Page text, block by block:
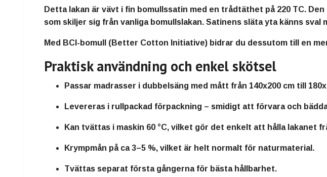
Detta lakan är vävt i fin bomullssatin med en trådtäthet på 220 TC.
som skiljer sig från vanliga bomullslakan. Satinens släta yta känns
Med BCI-bomull (Better Cotton Initiative) bidrar du dessutom till en
Praktisk användning och enkel skötsel
Passar madrasser i dubbelsäng med mått från 140x200 cm till
Levereras i rullpackad förpackning – smidigt att förvara och
Kan tvättas i maskin 60 °C, vilket gör det enkelt att hålla lakanet
Krympmån på ca 3–5 %, vilket är helt normalt för naturmaterial.
Tvättas separat första gångerna för bästa hållbarhet.